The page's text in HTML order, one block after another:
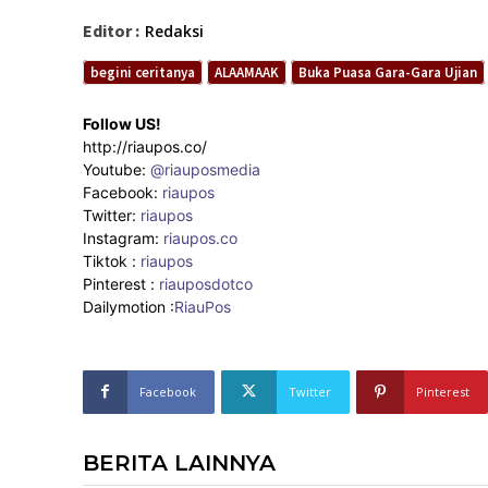
Editor : Redaksi
begini ceritanya ALAAMAAK Buka Puasa Gara-Gara Ujian
Follow US!
http://riaupos.co/
Youtube: @riauposmedia
Facebook: riaupos
Twitter: riaupos
Instagram: riaupos.co
Tiktok : riaupos
Pinterest : riauposdotco
Dailymotion :RiauPos
Facebook Twitter Pinterest
BERITA LAINNYA